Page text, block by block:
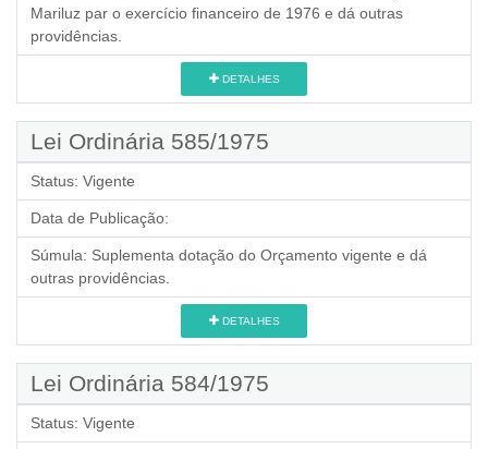
Mariluz par o exercício financeiro de 1976 e dá outras
providências.
DETALHES
Lei Ordinária 585/1975
Status: Vigente
Data de Publicação:
Súmula: Suplementa dotação do Orçamento vigente e dá
outras providências.
DETALHES
Lei Ordinária 584/1975
Status: Vigente